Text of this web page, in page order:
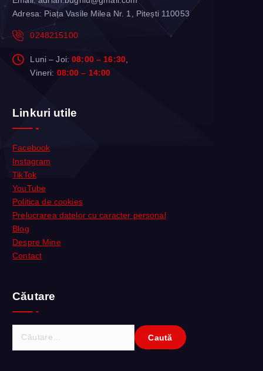
Adresa: Piața Vasile Milea Nr. 1, Pitești 110053
0248215100
Luni – Joi:08:00 – 16:30
Vineri: 08:00 – 14:00
Linkuri utile
Facebook
Instagram
TikTok
YouTube
Politica de cookies
Prelucrarea datelor cu caracter personal
Blog
Despre Mine
Contact
Căutare